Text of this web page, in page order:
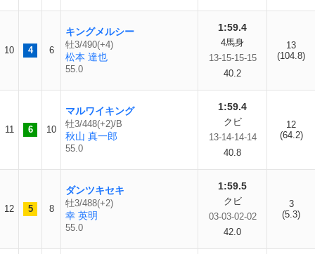
10 4 6
キングメルシー
牡3/490(+4)
松本 達也
55.0
1:59.4
4馬身
13-15-15-15
40.2
13
(104.8)
11 6 10
マルワイキング
牡3/448(+2)/B
秋山 真一郎
55.0
1:59.4
クビ
13-14-14-14
40.8
12
(64.2)
12 5 8
ダンツキセキ
牡3/488(+2)
幸 英明
55.0
1:59.5
クビ
03-03-02-02
42.0
3
(5.3)